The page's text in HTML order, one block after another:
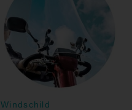
Windschild